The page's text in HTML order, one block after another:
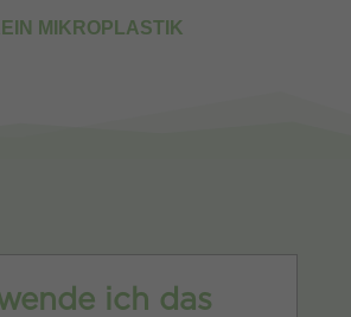
MIKROPLASTIK
ich das